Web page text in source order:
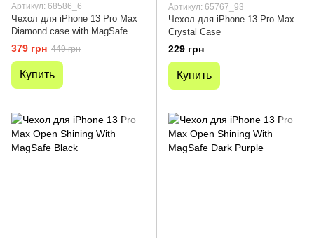
Артикул: 68586_6
Чехол для iPhone 13 Pro Max
Diamond case with MagSafe
379 грн 449 грн
Купить
Артикул: 65767_93
Чехол для iPhone 13 Pro Max
Crystal Case
229 грн
Купить